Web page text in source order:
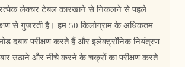
लेक्चर टेबल कारखाने से निकलने से पहले
से गुजरती है। हम 50 किलोग्राम के अधिकतम
दबाव परीक्षण करते हैं और इलेक्ट्रॉनिक नियंत्रण
बार उठाने और नीचे करने के चक्रों का परीक्षण करते